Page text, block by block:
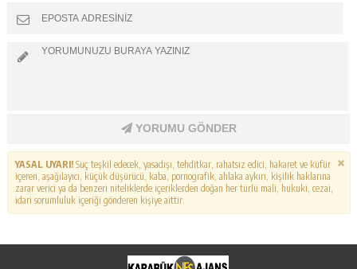
YORUMU GÖNDER
YASAL UYARI!Suç teşkil edecek, yasadışı, tehditkar, rahatsız edici, hakaret ve küfür
içeren, aşağılayıcı, küçük düşürücü, kaba, pornografik, ahlaka aykırı, kişilik haklarına
zarar verici ya da benzeri niteliklerde içeriklerden doğan her türlü mali, hukuki, cezai,
idari sorumluluk içeriği gönderen kişiye aittir.